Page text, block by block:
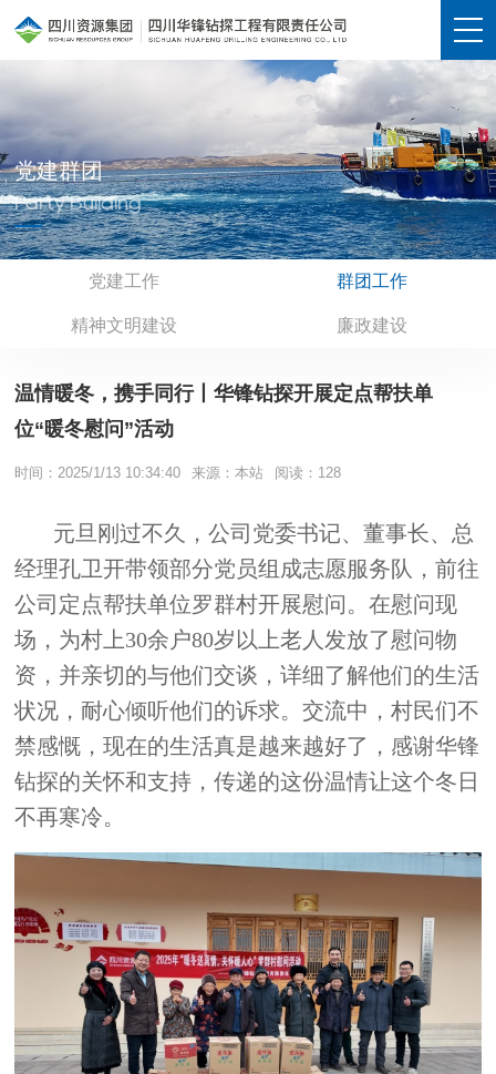
党建群团
Party Building
党建工作 群团工作
精神文明建设 廉政建设
温情暖冬，携手同行丨华锋钻探开展定点帮扶单
位“暖冬慰问”活动
时间：2025/1/13 10:34:40 来源：本站 阅读： 128
元旦刚过不久，公司党委书记、董事长、总
经理孔卫开带领部分党员组成志愿服务队，前往
公司定点帮扶单位罗群村开展慰问。在慰问现
场，为村上30余户80岁以上老人发放了慰问物
资，并亲切的与他们交谈，详细了解他们的生活
状况，耐心倾听他们的诉求。交流中，村民们不
禁感慨，现在的生活真是越来越好了，感谢华锋
钻探的关怀和支持，传递的这份温情让这个冬日
不再寒冷。